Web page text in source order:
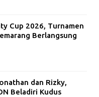
Cup 2026, Turnamen
Berlangsung
dan Rizky,
Beladiri Kudus